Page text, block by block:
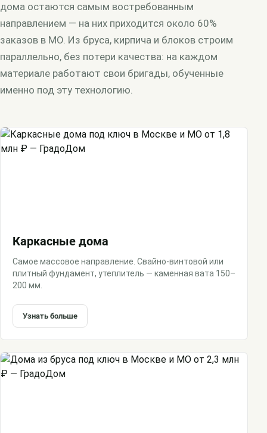
дома остаются самым востребованным
направлением — на них приходится около 60%
заказов в МО. Из бруса, кирпича и блоков строим
параллельно, без потери качества: на каждом
материале работают свои бригады, обученные
именно под эту технологию.
Каркасные дома
Самое массовое направление. Свайно-винтовой или
плитный фундамент, утеплитель — каменная вата 150–
200 мм.
Узнать больше